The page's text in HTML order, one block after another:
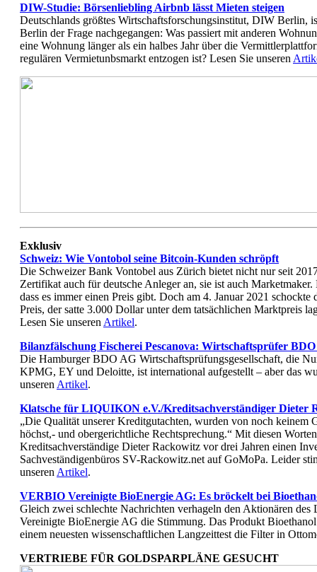
DIW-Studie: Börsenliebling Airbnb lässt Mieten steigen
Deutschlands größtes Wirtschaftsforschungsinstitut, DIW Berlin,
Berlin der Frage nachgegangen: Was passiert mit anderen
eine Wohnung länger als ein halbes Jahr über die
regulären Vermietunbsmarkt entzogen ist? Lesen Sie unseren
Exklusiv
Schweiz: Wie Vontobol seine Bitcoin-Kunden schröpft
Die Schweizer Bank Vontobel aus Zürich bietet nicht nur seit
Zertifikat auch für deutsche Anleger an, sie ist auch
dass es immer einen Preis gibt. Doch am 4. Januar 2021
Preis, der satte 3.000 Dollar unter dem tatsächlichen Marktpreis
Lesen Sie unseren Artikel.
Bilanzfälschung Fischerei Pescanova: Wirtschaftsprüfer
Die Hamburger BDO AG Wirtschaftsprüfungsgesellschaft, die
KPMG, EY und Deloitte, ist international aufgestellt – aber das
unseren Artikel.
Klatsche für LIQUIKON e.V./Kreditsachverständiger Dieter
„Die Qualität unserer Kreditgutachten, wurden von noch keinem
höchst,- und obergerichtliche Rechtsprechung.“ Mit diesen
Kreditsachverständige Dieter Rackowitz vor drei Jahren einen
Sachveständigenbüros SV-Rackowitz.net auf GoMoPa. Leider
unseren Artikel.
VERBIO Vereinigte BioEnergie AG: Es bröckelt bei
Gleich zwei schlechte Nachrichten verhageln den Aktionären
Vereinigte BioEnergie AG die Stimmung. Das Produkt
einem neuesten wissenschaftlichen Langzeittest die Filter in
VERTRIEBE FÜR GOLDSPARPLÄNE GESUCHT